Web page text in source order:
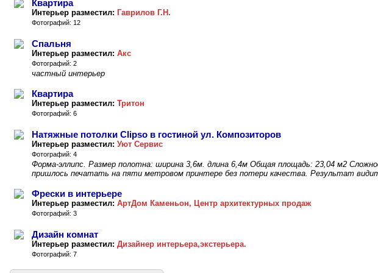
Квартира
Интерьер разместил: Гаврилов Г.Н.
Фотографий: 12
Спальня
Интерьер разместил: Акс
Фотографий: 2
частный интерьер
Квартира
Интерьер разместил: Тритон
Фотографий: 6
Натяжные потолки Clipso в гостиной ул. Композиторов
Интерьер разместил: Уют Сервис
Фотографий: 4
Форма-эллипс. Размер полотна: ширина 3,6м. длина 6,4м Общая площадь: 23,04 м2
пришлось печатать на пяти метровом принтере без потери качества. Результат
Фрески в интерьере
Интерьер разместил: АртДом Каменьон, Центр архитектурных продаж
Фотографий: 3
Дизайн комнат
Интерьер разместил: Дизайнер интерьера,экстерьера.
Фотографий: 7